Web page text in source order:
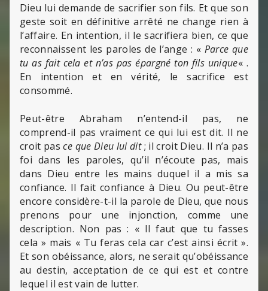
Dieu lui demande de sacrifier son fils. Et que son
geste soit en définitive arrêté ne change rien à
l’affaire. En intention, il le sacrifiera bien, ce que
reconnaissent les paroles de l’ange : « Parce que
tu as fait cela et n’as pas épargné ton fils unique« .
En intention et en vérité, le sacrifice est
consommé.
Peut-être Abraham n’entend-il pas, ne
comprend-il pas vraiment ce qui lui est dit. Il ne
croit pasce que Dieu lui dit; il croit Dieu. Il n’a pas
foi dans les paroles, qu’il n’écoute pas, mais
dans Dieu entre les mains duquel il a mis sa
confiance. Il fait confiance à Dieu. Ou peut-être
encore considère-t-il la parole de Dieu, que nous
prenons pour une injonction, comme une
description. Non pas : « Il faut que tu fasses
cela » mais « Tu feras cela car c’est ainsi écrit ».
Et son obéissance, alors, ne serait qu’obéissance
au destin, acceptation de ce qui est et contre
lequel il est vain de lutter.